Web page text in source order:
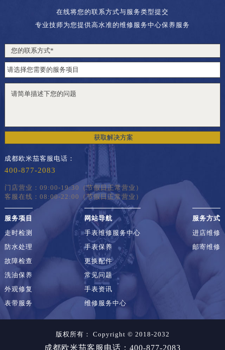
在线将您的联系方式与服务类型提交
专业技师为您提供高水准的维修服务中心保养服务
获取解决方案
成都欧米茄客服电话：
400-877-2083
门店营业：09:00-19:30（节假日正常营业）
客服在线：08:00-22:00（节假日正常营业）
服务项目
走时检测
防水处理
故障检查
洗油保养
外观修复
表带服务
网站导航
手表维修服务中心
手表保养
更换配件
常见问题
手表资讯
维修服务中心
服务方式
进店维修
邮寄维修
版权所有： Copyright © 2018-2032
成都欧米茄客服电话：400-877-2083